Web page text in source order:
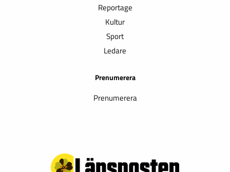
Reportage
Kultur
Sport
Ledare
Prenumerera
Prenumerera